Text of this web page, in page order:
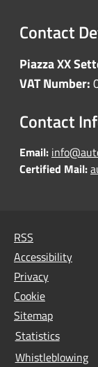
Contact
Piazza XX
VAT Number:
Contact
Email:
Certified Mail:
RSS
Accessibility
Privacy
Cookie
Sitemap
Statistics
Whistleblowing